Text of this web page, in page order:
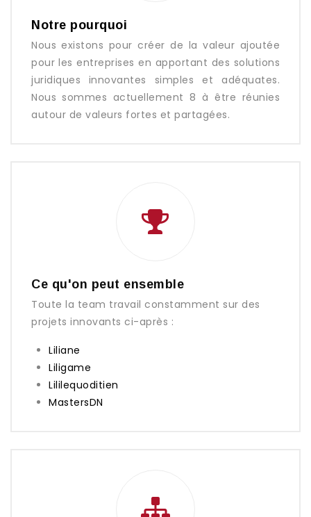
Notre pourquoi
Nous existons pour créer de la valeur ajoutée
pour les entreprises en apportant des solutions
juridiques innovantes simples et adéquates.
Nous sommes actuellement 8 à être réunies
autour de valeurs fortes et partagées.
Ce qu'on peut ensemble
Toute la team travail constamment sur des
projets innovants ci-après :
Liliane
Liligame
Lililequoditien
MastersDN